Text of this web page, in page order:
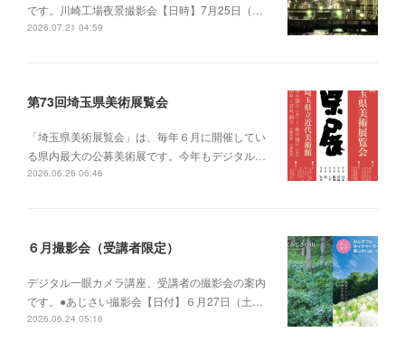
です。川崎工場夜景撮影会【日時】7月25日（…
2026.07.21 04:59
第73回埼玉県美術展覧会
「埼玉県美術展覧会」は、毎年６月に開催してい
る県内最大の公募美術展です。今年もデジタル…
2026.06.26 06:46
６月撮影会（受講者限定）
デジタル一眼カメラ講座、受講者の撮影会の案内
です。●あじさい撮影会【日付】６月27日（土…
2026.06.24 05:16